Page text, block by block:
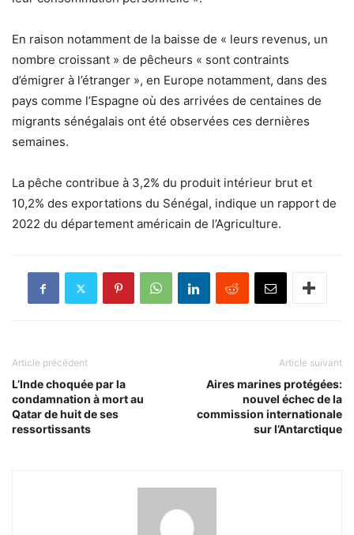
En raison notamment de la baisse de « leurs revenus, un
nombre croissant » de pêcheurs « sont contraints
d’émigrer à l’étranger », en Europe notamment, dans des
pays comme l’Espagne où des arrivées de centaines de
migrants sénégalais ont été observées ces dernières
semaines.
La pêche contribue à 3,2% du produit intérieur brut et
10,2% des exportations du Sénégal, indique un rapport de
2022 du département américain de l’Agriculture.
Article précédent
L’Inde choquée par la
condamnation à mort au
Qatar de huit de ses
ressortissants
Article suivant
Aires marines protégées:
nouvel échec de la
commission internationale
sur l’Antarctique